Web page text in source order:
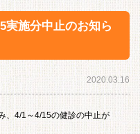
実施分中止のお知ら
2020.03.16
、4/1～4/15の健診の中止が